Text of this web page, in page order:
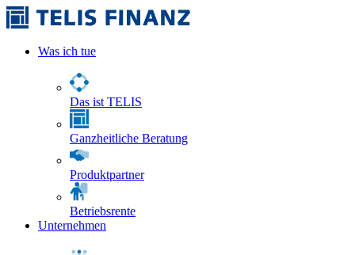
Was ich tue
Das ist TELIS
Ganzheitliche Beratung
Produktpartner
Betriebsrente
Unternehmen